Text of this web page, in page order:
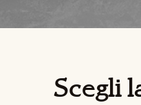
Scegli